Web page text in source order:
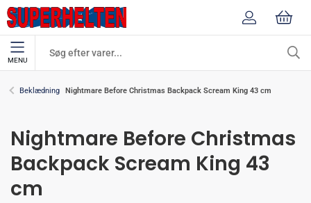
MENU
Beklædning Nightmare Before Christmas Backpack Scream King 43 cm
Nightmare Before Christmas
Backpack Scream King 43
cm